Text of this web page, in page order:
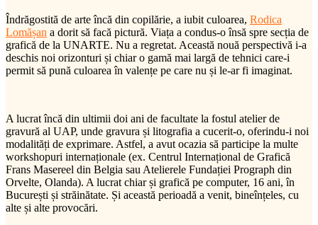
Îndrăgostită de arte încă din copilărie, a iubit culoarea, Rodica
Lomășan a dorit să facă pictură. Viața a condus-o însă spre secția de
grafică de la UNARTE. Nu a regretat. Această nouă perspectivă i-a
deschis noi orizonturi și chiar o gamă mai largă de tehnici care-i
permit să pună culoarea în valențe pe care nu și le-ar fi imaginat.
A lucrat încă din ultimii doi ani de facultate la fostul atelier de
gravură al UAP, unde gravura și litografia a cucerit-o, oferindu-i noi
modalități de exprimare. Astfel, a avut ocazia să participe la multe
workshopuri internaționale (ex. Centrul Internațional de Grafică
Frans Masereel din Belgia sau Atelierele Fundației Prograph din
Orvelte, Olanda). A lucrat chiar și grafică pe computer, 16 ani, în
București și străinătate. Și această perioadă a venit, bineînțeles, cu
alte și alte provocări.